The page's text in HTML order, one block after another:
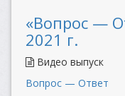
«Вопрос —
2021 г.
Видео выпуск
Вопрос — Ответ